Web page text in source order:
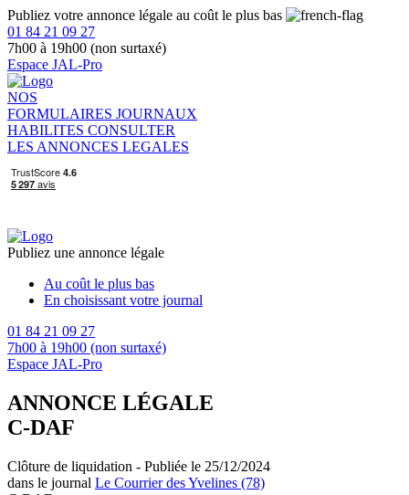
Publiez votre annonce légale au coût le plus bas
01 84 21 09 27
7h00 à 19h00 (non surtaxé)
Espace JAL-Pro
NOS
FORMULAIRES JOURNAUX
HABILITES CONSULTER
LES ANNONCES LEGALES
Publiez une annonce légale
Au coût le plus bas
En choisissant votre journal
01 84 21 09 27
7h00 à 19h00 (non surtaxé)
Espace JAL-Pro
ANNONCE LÉGALE
C-DAF
Clôture de liquidation - Publiée le 25/12/2024
dans le journal Le Courrier des Yvelines (78)